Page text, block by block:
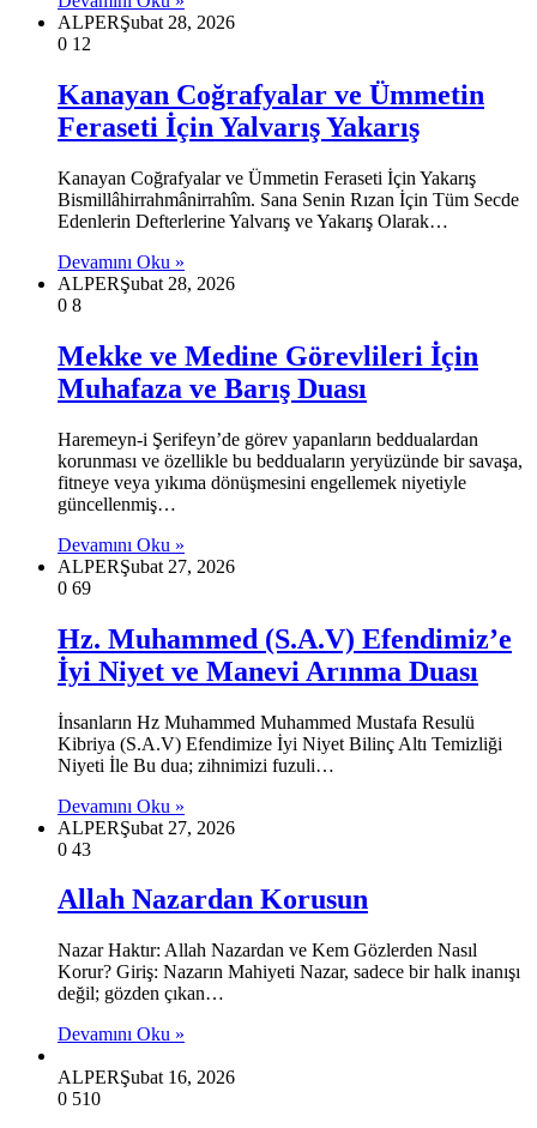
ALPERŞubat 28, 2026
0 12
Kanayan Coğrafyalar ve Ümmetin
Feraseti İçin Yalvarış Yakarış
Kanayan Coğrafyalar ve Ümmetin Feraseti İçin Yakarış
Bismillâhirrahmânirrahîm. Sana Senin Rızan İçin Tüm Secde
Edenlerin Defterlerine Yalvarış ve Yakarış Olarak…
Devamını Oku »
ALPERŞubat 28, 2026
0 8
Mekke ve Medine Görevlileri İçin
Muhafaza ve Barış Duası
Haremeyn-i Şerifeyn’de görev yapanların beddualardan
korunması ve özellikle bu bedduaların yeryüzünde bir savaşa,
fitneye veya yıkıma dönüşmesini engellemek niyetiyle
güncellenmiş…
Devamını Oku »
ALPERŞubat 27, 2026
0 69
Hz. Muhammed (S.A.V) Efendimiz’e
İyi Niyet ve Manevi Arınma Duası
İnsanların Hz Muhammed Muhammed Mustafa Resulü
Kibriya (S.A.V) Efendimize İyi Niyet Bilinç Altı Temizliği
Niyeti İle Bu dua; zihnimizi fuzuli…
Devamını Oku »
ALPERŞubat 27, 2026
0 43
Allah Nazardan Korusun
Nazar Haktır: Allah Nazardan ve Kem Gözlerden Nasıl
Korur? Giriş: Nazarın Mahiyeti Nazar, sadece bir halk inanışı
değil; gözden çıkan…
Devamını Oku »
ALPERŞubat 16, 2026
0 510